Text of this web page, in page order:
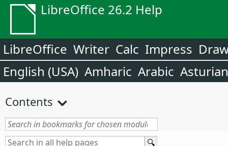
LibreOffice 26.2 Help
LibreOffice Writer Calc Impress
English (USA) Amharic Arabic Asturian
Contents